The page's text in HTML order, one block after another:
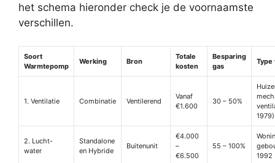
het schema hieronder check je de voornaamste
verschillen.
Soort
Warmtepomp
Werking Bron
Totale
kosten
Besparing
gas
Type
1. Ventilatie Combinatie Ventilerend
Vanaf
€1.600
30 – 50%
1979)
2. Lucht-
water
Standalone
en Hybride
Buitenunit
€4.000
–
€6.500
55 – 100%
1992